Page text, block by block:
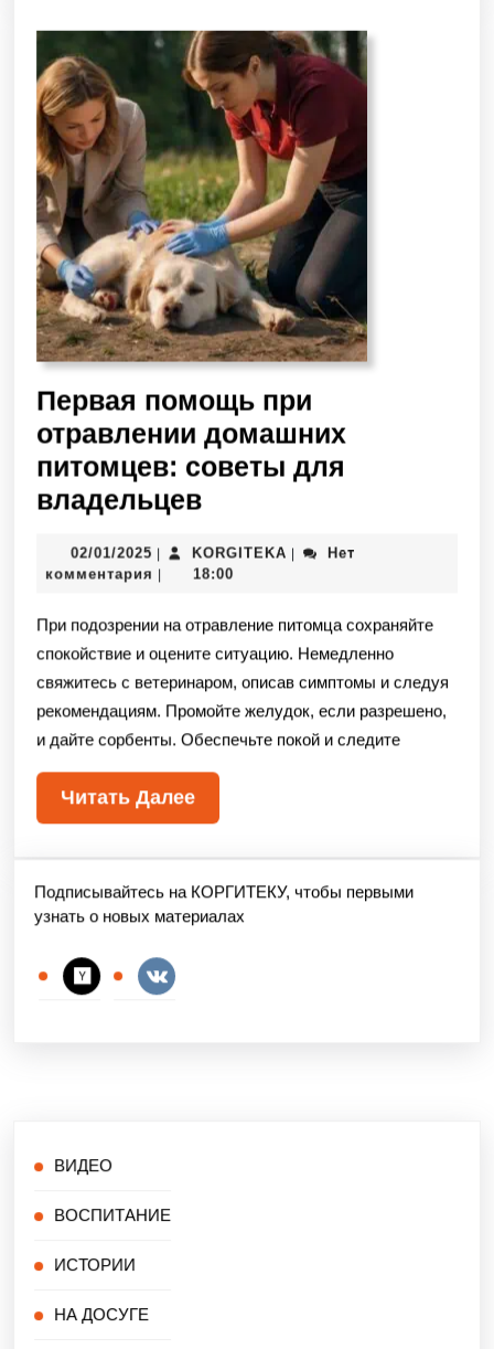
Первая помощь при
отравлении домашних
питомцев: советы для
владельцев
02/01/2025 KORGITEKA
Нет
комментария
18:00
При подозрении на отравление питомца сохраняйте
спокойствие и оцените ситуацию. Немедленно
свяжитесь с ветеринаром, описав симптомы и следуя
рекомендациям. Промойте желудок, если разрешено,
и дайте сорбенты. Обеспечьте покой и следите
Читать Далее
Подписывайтесь на КОРГИТЕКУ, чтобы первыми
узнать о новых материалах
ВИДЕО
ВОСПИТАНИЕ
ИСТОРИИ
НА ДОСУГЕ